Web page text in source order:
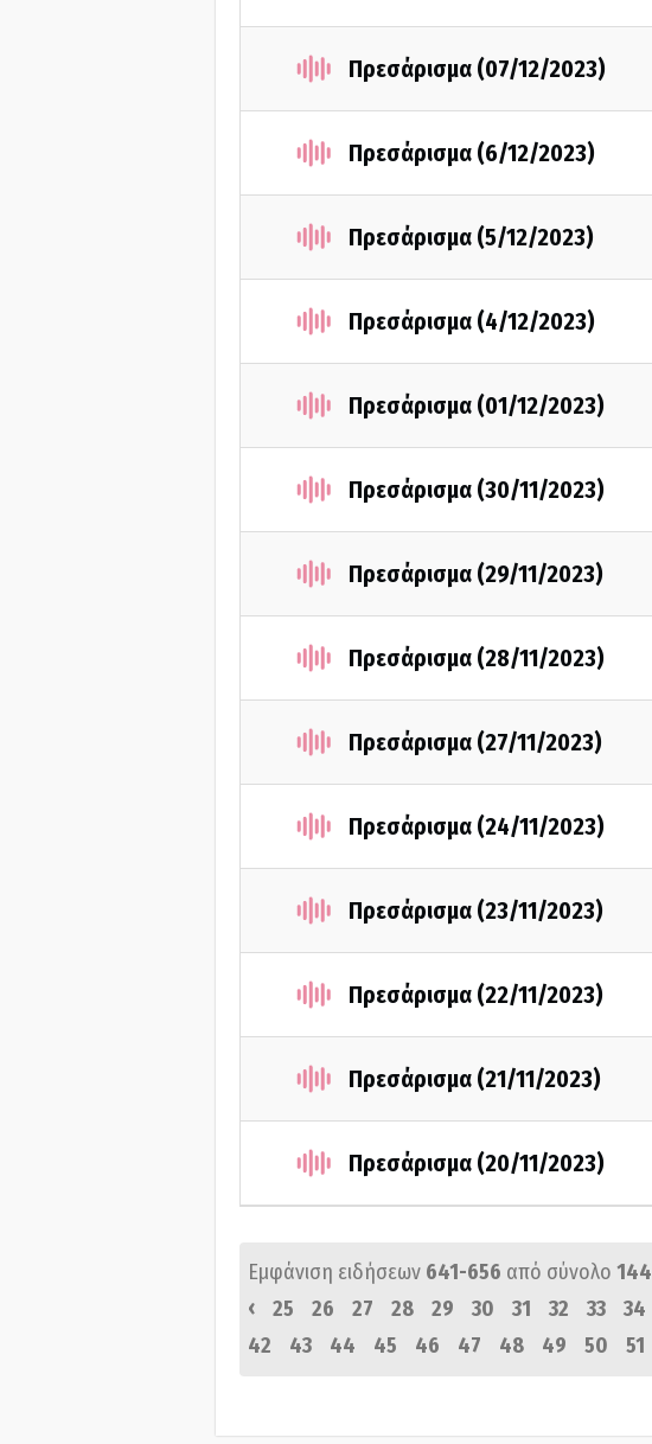
Πρεσάρισμα (07/12/2023)
Πρεσάρισμα (6/12/2023)
Πρεσάρισμα (5/12/2023)
Πρεσάρισμα (4/12/2023)
Πρεσάρισμα (01/12/2023)
Πρεσάρισμα (30/11/2023)
Πρεσάρισμα (29/11/2023)
Πρεσάρισμα (28/11/2023)
Πρεσάρισμα (27/11/2023)
Πρεσάρισμα (24/11/2023)
Πρεσάρισμα (23/11/2023)
Πρεσάρισμα (22/11/2023)
Πρεσάρισμα (21/11/2023)
Πρεσάρισμα (20/11/2023)
Εμφάνιση ειδήσεων 641-656 από σύνολο
‹
25 26 27 28 29 30 31 32 33 34
42
43 44 45 46 47 48 49 50 51